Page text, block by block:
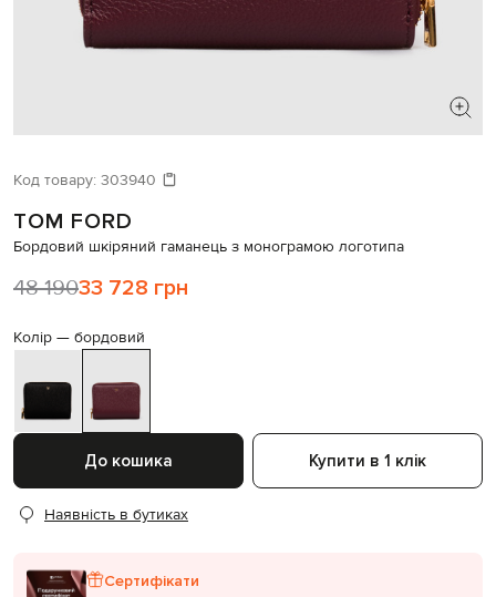
Давайте підберемо щось ще
Схожі товари
Код товару: 303940
TOM FORD
Бордовий шкіряний гаманець з монограмою логотипа
48 19033 728 грн
Колір — бордовий
До кошика Купити в 1 клік
Наявність в бутиках
Сертифікати